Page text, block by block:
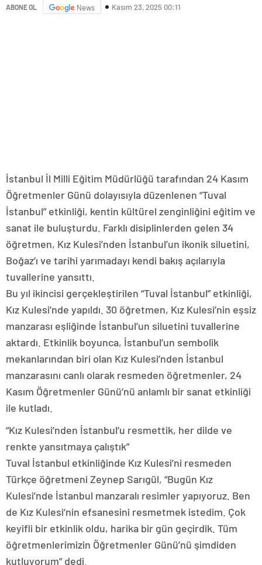
ABONE OL News Kasım 23, 2025 00:11
İstanbul İl Milli Eğitim Müdürlüğü tarafından 24 Kasım
Öğretmenler Günü dolayısıyla düzenlenen “Tuval
İstanbul” etkinliği, kentin kültürel zenginliğini eğitim ve
sanat ile buluşturdu. Farklı disiplinlerden gelen 34
öğretmen, Kız Kulesi’nden İstanbul’un ikonik siluetini,
Boğaz’ı ve tarihi yarımadayı kendi bakış açılarıyla
tuvallerine yansıttı.
Bu yıl ikincisi gerçekleştirilen “Tuval İstanbul” etkinliği,
Kız Kulesi’nde yapıldı. 30 öğretmen, Kız Kulesi’nin eşsiz
manzarası eşliğinde İstanbul’un siluetini tuvallerine
aktardı. Etkinlik boyunca, İstanbul’un sembolik
mekanlarından biri olan Kız Kulesi’nden İstanbul
manzarasını canlı olarak resmeden öğretmenler, 24
Kasım Öğretmenler Günü’nü anlamlı bir sanat etkinliği
ile kutladı.
“Kız Kulesi’nden İstanbul’u resmettik, her dilde ve
renkte yansıtmaya çalıştık”
Tuval İstanbul etkinliğinde Kız Kulesi’ni resmeden
Türkçe öğretmeni Zeynep Sarıgül, “Bugün Kız
Kulesi’nde İstanbul manzaralı resimler yapıyoruz. Ben
de Kız Kulesi’nin efsanesini resmetmek istedim. Çok
keyifli bir etkinlik oldu, harika bir gün geçirdik. Tüm
öğretmenlerimizin Öğretmenler Günü’nü şimdiden
kutluyorum” dedi.